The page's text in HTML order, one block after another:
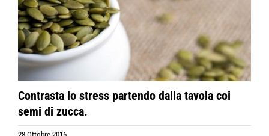
Contrasta lo stress partendo dalla tavola coi
semi di zucca.